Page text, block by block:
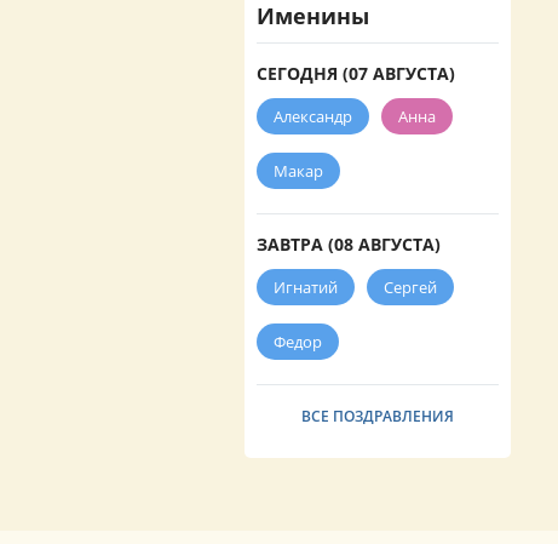
Именины
СЕГОДНЯ (07 АВГУСТА)
Александр Анна
Макар
ЗАВТРА (08 АВГУСТА)
Игнатий Сергей
Федор
ВСЕ ПОЗДРАВЛЕНИЯ